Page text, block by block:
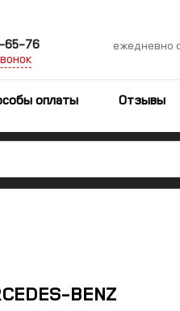
65-76 ежедневно
оплаты Отзывы
BENZ